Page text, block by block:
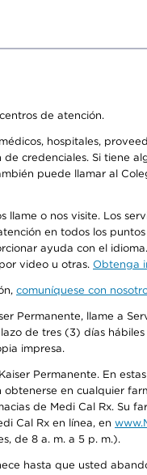
de atención.
hospitales,
credenciales. Si tiene
puede llamar al
o nos visite. Los
en todos los
ayuda con el
video u otras. Obtenga
comuníquese con
llame a
de tres (3) días
impresa.
Permanente. En
en cualquier
de Medi Cal Rx. Su
Cal Rx en línea, en
de 8 a. m. a 5 p. m.).
hasta que usted